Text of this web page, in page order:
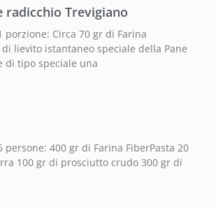
radicchio Trevigiano
Circa 70 gr di Farina
di lievito istantaneo speciale della Pane
di tipo speciale una
400 gr di Farina FiberPasta 20
100 gr di prosciutto crudo 300 gr di